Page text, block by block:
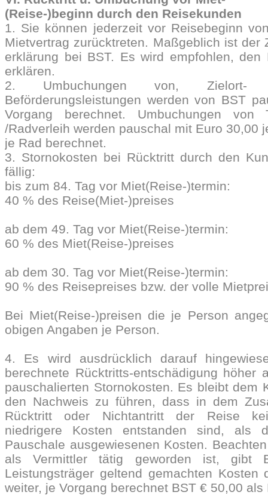
(Reise-)beginn durch den Reisekunden
1. Sie können jederzeit vor Reisebeginn
Mietvertrag zurücktreten. Maßgeblich ist der
erklärung bei BST. Es wird empfohlen, den
erklären.
2. Umbuchungen von, Zielort-
Beförderungsleistungen werden von BST
Vorgang berechnet. Umbuchungen von
/Radverleih werden pauschal mit Euro 30,00
je Rad berechnet.
3. Stornokosten bei Rücktritt durch den
fällig:
bis zum 84. Tag vor Miet(Reise-)termin:
40 % des Reise(Miet-)preises
ab dem 49. Tag vor Miet(Reise-)termin:
60 % des Miet(Reise-)preises
ab dem 30. Tag vor Miet(Reise-)termin:
90 % des Reisepreises bzw. der volle
Bei Miet(Reise-)preisen die je Person
obigen Angaben je Person.
4. Es wird ausdrücklich darauf
berechnete Rücktritts-entschädigung höher
pauschalierten Stornokosten. Es bleibt dem
den Nachweis zu führen, dass in dem
Rücktritt oder Nichtantritt der Reise
niedrigere Kosten entstanden sind,
Pauschale ausgewiesenen Kosten.
als Vermittler tätig geworden ist, gibt
Leistungsträger geltend gemachten Kosten
weiter, je Vorgang berechnet BST € 50,00